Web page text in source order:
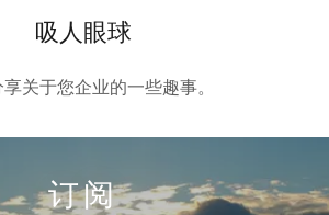
吸人眼球
关于您企业的一些趣事。
订阅